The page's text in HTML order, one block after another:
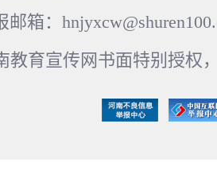
箱：
教育宣传网书面特别授权